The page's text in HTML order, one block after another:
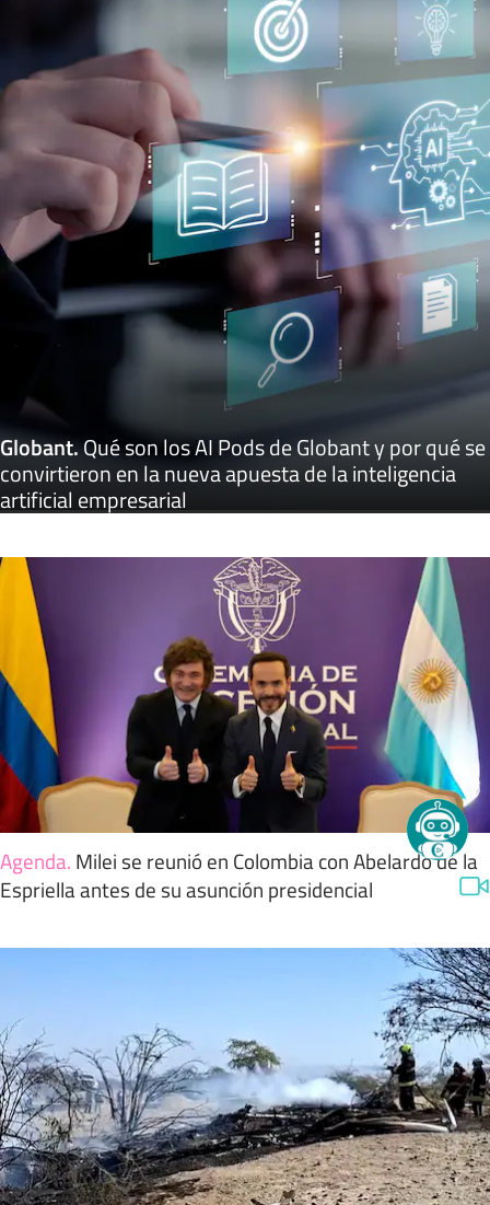
Globant.Qué son los AI Pods de Globant y por qué se
convirtieron en la nueva apuesta de la inteligencia
artificial empresarial
Agenda. Milei se reunió en Colombia con Abelardo de la
Espriella antes de su asunción presidencial